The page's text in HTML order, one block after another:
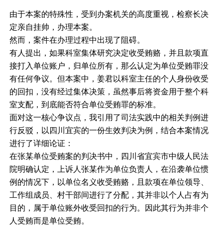
由于本案的特殊性，受到办案机关的高度重视，检察长决
定亲自挂帅，办理本案。
然而，案件在办理过程中出现了阻碍。
有人提出，如果科室集体研究决定收受贿赂，并且款项直
接打入单位账户，归单位所有，那么认定为单位受贿罪没
有任何争议。但本案中，姜君以科室主任的个人身份收受
的回扣，没有经过集体决策，虽然事后将资金用于整个科
室支配，到底能否符合单位受贿罪的标准。
面对这一核心争议点，我引用了司法实践中的相关判例进
行反驳，以四川宜宾的一份生效判决为例，结合本案情况
进行了详细论证：
在张某单位受贿案的判决书中，四川省宜宾市中级人民法
院明确认定，上诉人张某作为单位负责人，在沿袭单位惯
例的情况下，以单位名义收受贿赂，且款项在单位领导、
工作组成员、村干部间进行了分配，其并非以个人占有为
目的，属于单位账外收受回扣的行为。因此其行为并非个
人受贿而是单位受贿。